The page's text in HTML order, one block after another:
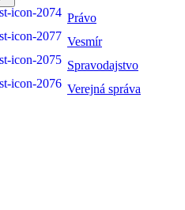
Právo
Vesmír
Spravodajstvo
Verejná správa